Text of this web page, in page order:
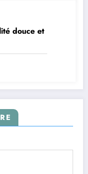
douce et